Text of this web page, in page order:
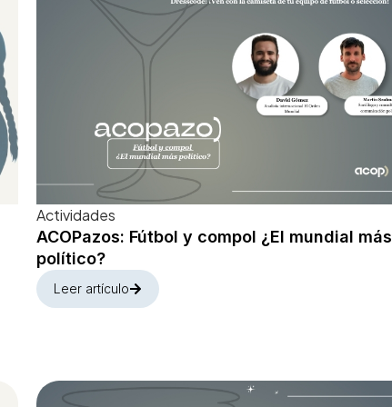
Actividades
ACOPazos: Fútbol y compol ¿El mundial más
político?
Leer artículo